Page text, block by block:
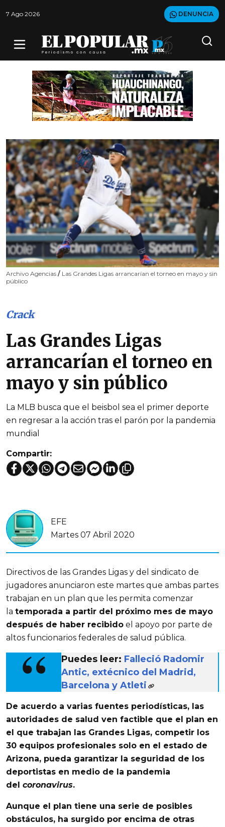
7 Ago 2026 DENUNCIA
Archivo Agencias / Las Grandes Ligas arrancarían el torneo en mayo y sin
público
Crack
Las Grandes Ligas
arrancarían el torneo en
mayo y sin público
La MLB busca que el beisbol sea el primer deporte
en regresar a la acción tras el parón por la pandemia
mundial
Compartir:
EFE
Martes 07 Abril 2020
Directivos de las Grandes Ligas y del sindicato de
jugadores anunciaron este martes que ambas partes
trabajan en un plan que les permita comenzar
la temporada a partir del próximo mes de mayo
después de haber recibido el apoyo por parte de
altos funcionarios federales de salud pública.
Puedes leer: Falleció Radomir
Antic, extécnico del Madrid,
Barcelona y Atleti
De acuerdo a varias fuentes periodísticas, las
autoridades de salud ven factible que el plan en
el que trabajan las Grandes Ligas, competir los
30 equipos profesionales solo en el estado de
Arizona, pueda garantizar la seguridad de los
deportistas en medio de la pandemia
del coronavirus.
Aunque el plan tiene una serie de posibles
obstáculos, ha surgido por encima de otras